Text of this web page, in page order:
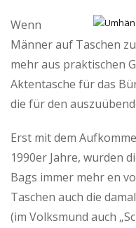
Wenn
Männer auf Taschen
mehr aus praktischen
Aktentasche für das
die für den
Erst mit dem
1990er Jahre, wurden
Bags immer mehr en
Taschen auch die
(im Volksmund auch